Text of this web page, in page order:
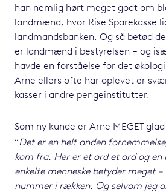
han nemlig hørt meget godt om
landmænd, hvor Rise Sparekasse
landmandsbanken. Og så betød
er landmænd i bestyrelsen – og
havde en forståelse for det
Arne ellers ofte har oplevet er
kasser i andre pengeinstitutter.
Som ny kunde er Arne MEGET
“Det er en helt anden
kom fra. Her er et ord et ord og en
enkelte menneske betyder meget
nummer i rækken. Og selvom jeg